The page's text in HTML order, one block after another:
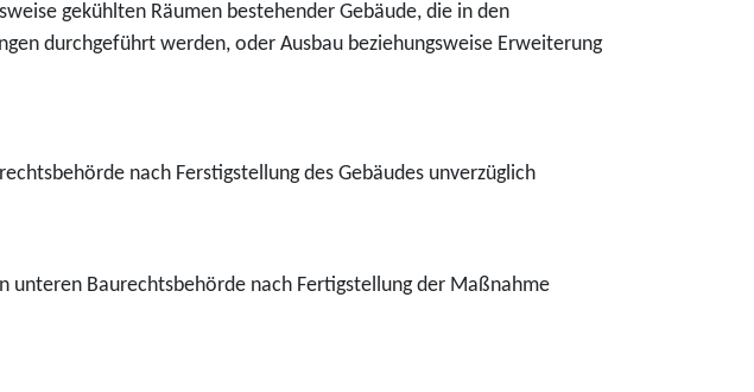
gekühlten Räumen bestehender Gebäude, die in den
durchgeführt werden, oder Ausbau beziehungsweise Erweiterung
nach Ferstigstellung des Gebäudes unverzüglich
unteren Baurechtsbehörde nach Fertigstellung der Maßnahme